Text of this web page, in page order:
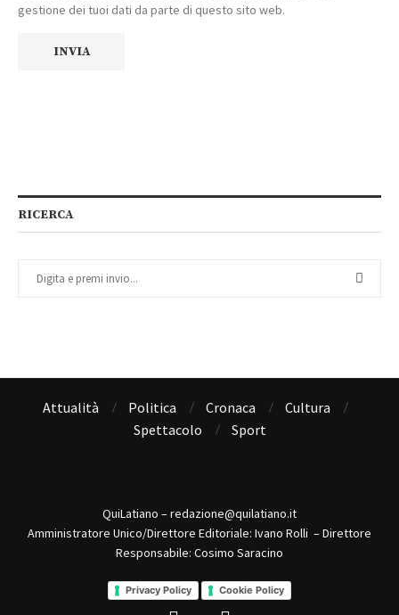
gestione dei tuoi dati da parte di questo sito web.
RICERCA
Attualità Politica Cronaca
Cultura
Spettacolo
Sport
QuiLatiano – redazione@quilatiano.it
Amministratore Unico/Direttore Editoriale: Ivano Rolli – Direttore
Responsabile: Cosimo Saracino
Privacy Policy Cookie Policy